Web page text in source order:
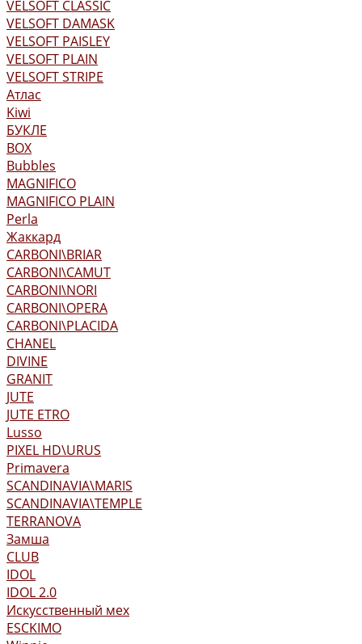
VELSOFT CLASSIC
VELSOFT DAMASK
VELSOFT PAISLEY
VELSOFT PLAIN
VELSOFT STRIPE
Атлас
Kiwi
БУКЛЕ
BOX
Bubbles
MAGNIFICO
MAGNIFICO PLAIN
Perla
Жаккард
CARBONI\BRIAR
CARBONI\CAMUT
CARBONI\NORI
CARBONI\OPERA
CARBONI\PLACIDA
CHANEL
DIVINE
GRANIT
JUTE
JUTE ETRO
Lusso
PIXEL HD\URUS
Primavera
SCANDINAVIA\MARIS
SCANDINAVIA\TEMPLE
TERRANOVA
Замша
CLUB
IDOL
IDOL 2.0
Искусственный мех
ESCKIMO